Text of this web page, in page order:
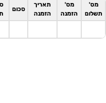
מס'
תשלום
מס'
הזמנה
תאריך
הזמנה
סכום